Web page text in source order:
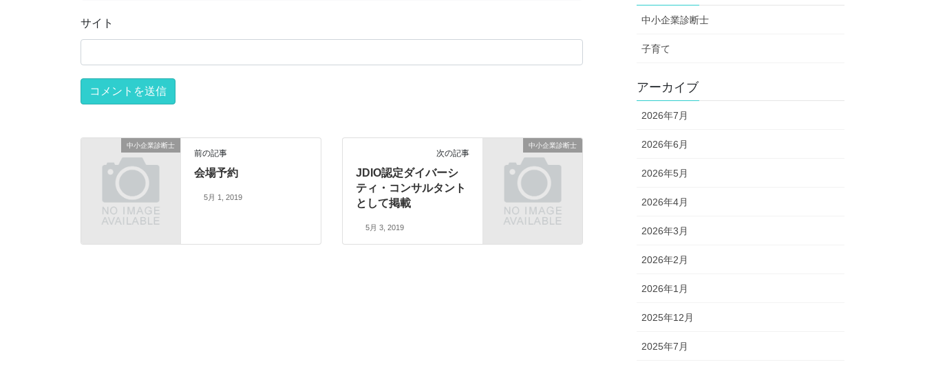
サイト
中小企業診断士
前の記事
会場予約
5月 1, 2019
中小企業診断士
次の記事
JDIO認定ダイバーシ
ティ・コンサルタント
として掲載
5月 3, 2019
中小企業診断士
子育て
アーカイブ
2026年7月
2026年6月
2026年5月
2026年4月
2026年3月
2026年2月
2026年1月
2025年12月
2025年7月